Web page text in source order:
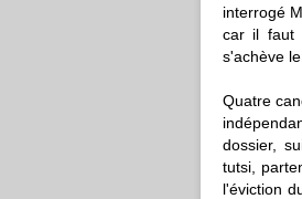
interrogé
car il faut
s'achève
Quatre
dossier,
tutsi,
l'éviction